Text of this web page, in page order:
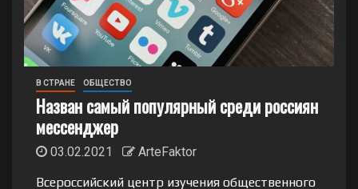
В СТРАНЕ ОБЩЕСТВО
Назван самый популярный среди россиян
мессенджер
03.02.2021
ArteFaktor
Всероссийский центр изучения общественного